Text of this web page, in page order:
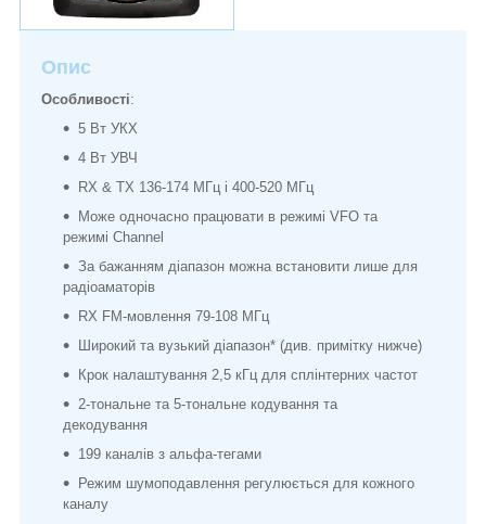
Опис
Особливості:
5 Вт УКХ
4 Вт УВЧ
RX & TX 136-174 МГц і 400-520 МГц
Може одночасно працювати в режимі VFO та
режимі Channel
За бажанням діапазон можна встановити лише для
радіоаматорів
RX FM-мовлення 79-108 МГц
Широкий та вузький діапазон* (див. примітку нижче)
Крок налаштування 2,5 кГц для сплінтерних частот
2-тональне та 5-тональне кодування та
декодування
199 каналів з альфа-тегами
Режим шумоподавлення регулюється для кожного
каналу